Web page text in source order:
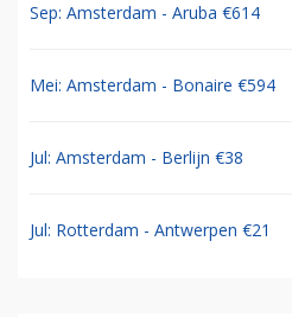
Sep: Amsterdam - Aruba €614
Mei: Amsterdam - Bonaire €594
Jul: Amsterdam - Berlijn €38
Jul: Rotterdam - Antwerpen €21